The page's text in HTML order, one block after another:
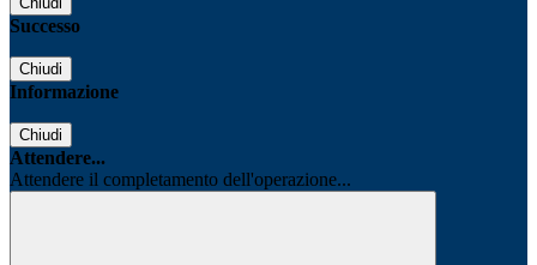
Successo
Chiudi
Informazione
Chiudi
Attendere...
Attendere il completamento dell'operazione...